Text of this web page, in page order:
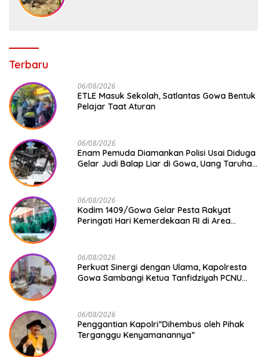
Terbaru
06/08/2026
ETLE Masuk Sekolah, Satlantas Gowa Bentuk
Pelajar Taat Aturan
06/08/2026
Enam Pemuda Diamankan Polisi Usai Diduga
Gelar Judi Balap Liar di Gowa, Uang Taruhan
06/08/2026
Kodim 1409/Gowa Gelar Pesta Rakyat
Peringati Hari Kemerdekaan RI di Area
06/08/2026
Perkuat Sinergi dengan Ulama, Kapolresta
Gowa Sambangi Ketua Tanfidziyah PCNU
06/08/2026
Penggantian Kapolri”Dihembus oleh Pihak
Terganggu Kenyamanannya”